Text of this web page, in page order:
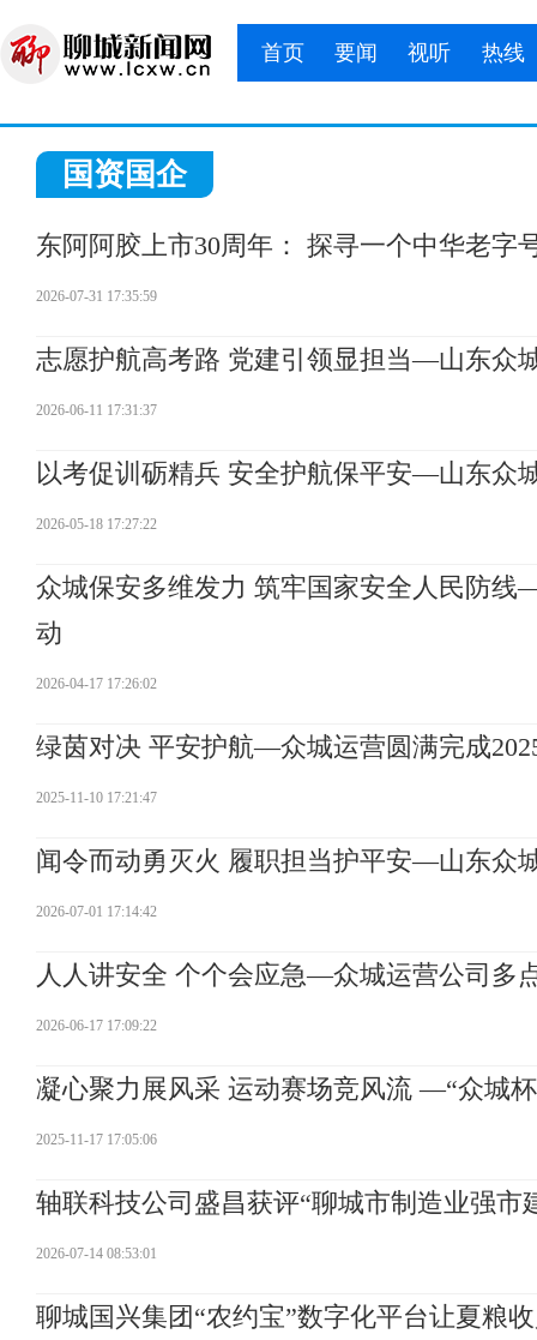
首页 要闻 视听 热线
国资国企
东阿阿胶上市30周年： 探寻一个中华老字
2026-07-31 17:35:59
志愿护航高考路 党建引领显担当—山东众
2026-06-11 17:31:37
以考促训砺精兵 安全护航保平安—山东众
2026-05-18 17:27:22
众城保安多维发力 筑牢国家安全人民防线
动
2026-04-17 17:26:02
绿茵对决 平安护航—众城运营圆满完成
2025-11-10 17:21:47
闻令而动勇灭火 履职担当护平安—山东众
2026-07-01 17:14:42
人人讲安全 个个会应急—众城运营公司多
2026-06-17 17:09:22
凝心聚力展风采 运动赛场竞风流 —“众城
2025-11-17 17:05:06
轴联科技公司盛昌获评“聊城市制造业强市
2026-07-14 08:53:01
聊城国兴集团“农约宝”数字化平台让夏粮